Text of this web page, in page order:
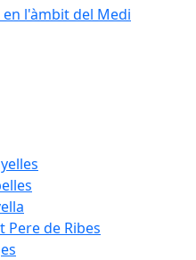
l'àmbit del Medi
Pere de Ribes